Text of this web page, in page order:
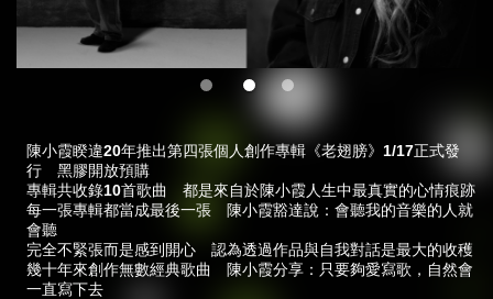
陳小霞睽違20年推出第四張個人創作專輯《老翅膀》1/17正式發
行 黑膠開放預購
專輯共收錄10首歌曲 都是來自於陳小霞人生中最真實的心情痕跡
每一張專輯都當成最後一張 陳小霞豁達說：會聽我的音樂的人就
會聽
完全不緊張而是感到開心 認為透過作品與自我對話是最大的收穫
幾十年來創作無數經典歌曲 陳小霞分享：只要夠愛寫歌，自然會
一直寫下去